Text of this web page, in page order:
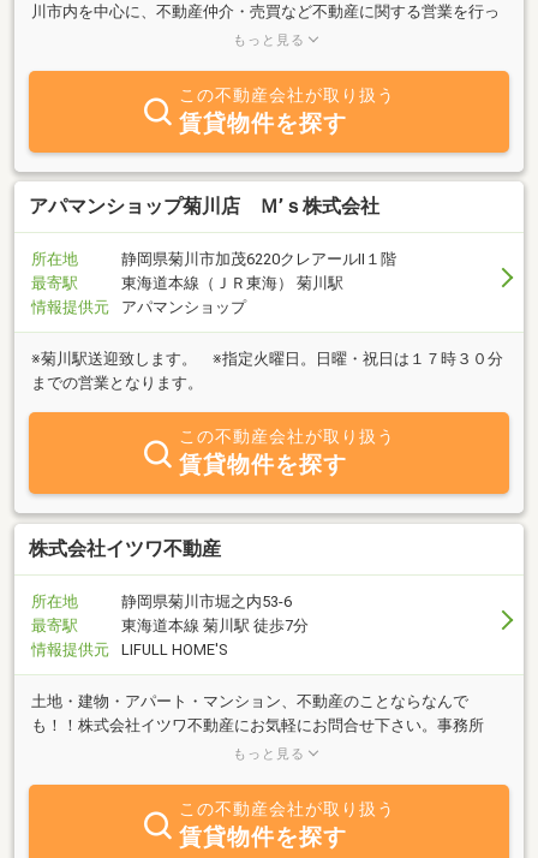
川市内を中心に、不動産仲介・売買など不動産に関する営業を行っ
ております。また、建設業者でもある為、土地の造成や住宅の新
ご相談は是非当社にお任せ下さい！
もっと見る
この不動産会社が取り扱う
賃貸物件を探す
アパマンショップ菊川店 Ｍ’ｓ株式会社
所在地
静岡県菊川市加茂6220クレアールⅡ１階
最寄駅
東海道本線（ＪＲ東海） 菊川駅
情報提供元
アパマンショップ
※菊川駅送迎致します。 ※指定火曜日。日曜・祝日は１７時３０分
までの営業となります。
この不動産会社が取り扱う
賃貸物件を探す
株式会社イツワ不動産
所在地
静岡県菊川市堀之内53-6
最寄駅
東海道本線 菊川駅 徒歩7分
情報提供元
LIFULL HOME'S
土地・建物・アパート・マンション、不動産のことならなんで
も！！株式会社イツワ不動産にお気軽にお問合せ下さい。事務所
は、常葉菊川入口前です。真剣なお客様からのご要望には努力を惜
もっと見る
この不動産会社が取り扱う
賃貸物件を探す